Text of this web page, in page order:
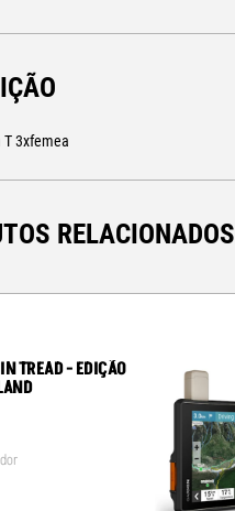
T 3xfemea
RELACIONADOS
TREAD - EDIÇÃO